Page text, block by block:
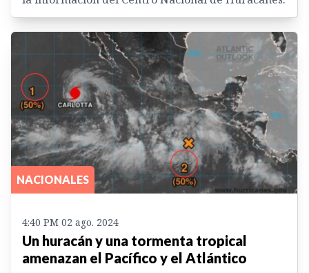
NACIONALES
4:40 PM 02 ago. 2024
Un huracán y una tormenta tropical
amenazan el Pacífico y el Atlántico